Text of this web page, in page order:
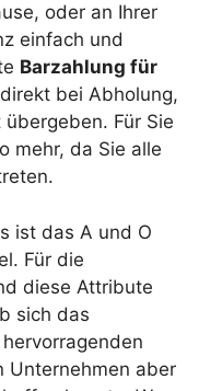
oder an Ihrer
einfach und
Barzahlung für
bei Abholung,
Für Sie
mehr, da Sie alle
ist das A und O
Für die
diese Attribute
sich das
Unternehmen aber